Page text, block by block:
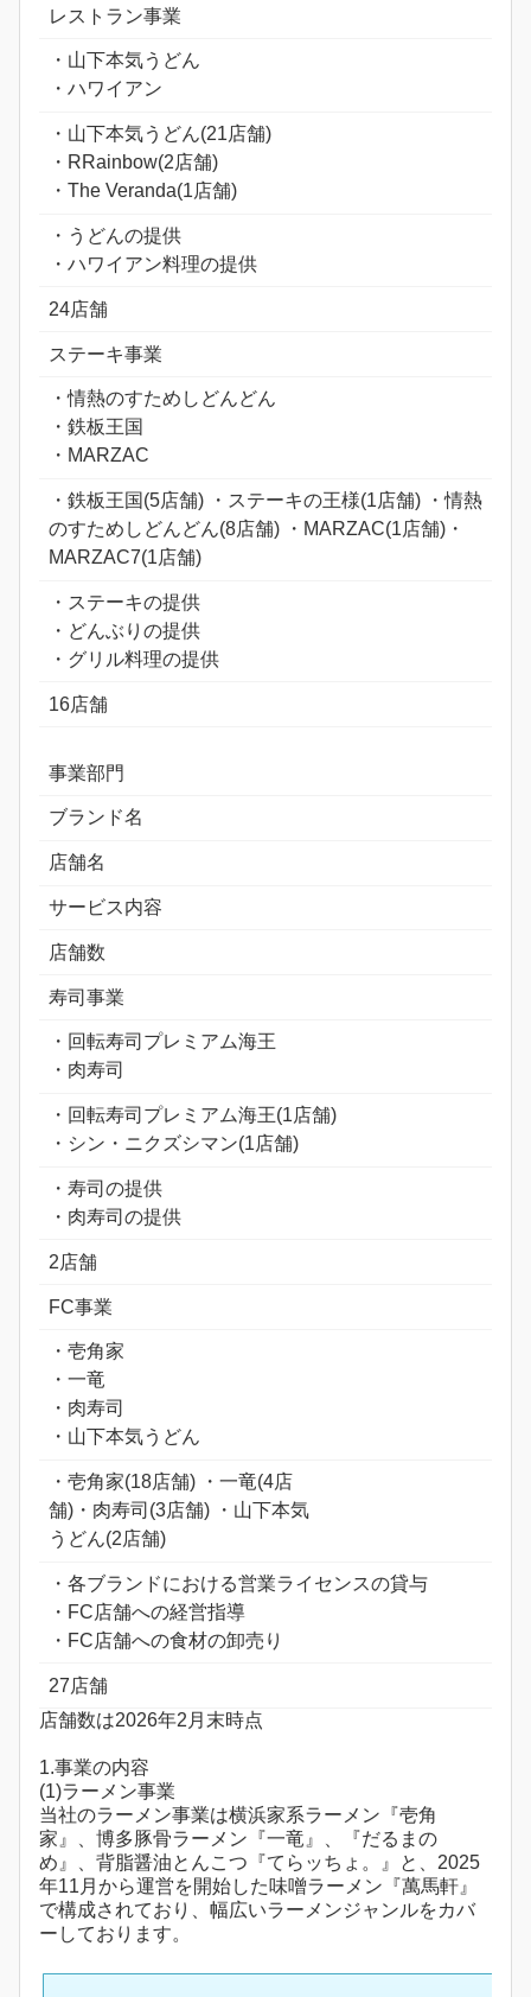
レストラン事業
・山下本気うどん
・ハワイアン
・山下本気うどん(21店舗)
・RRainbow(2店舗)
・The Veranda(1店舗)
・うどんの提供
・ハワイアン料理の提供
24店舗
ステーキ事業
・情熱のすためしどんどん
・鉄板王国
・MARZAC
・鉄板王国(5店舗) ・ステーキの王様(1店舗) ・情熱
のすためしどんどん(8店舗) ・MARZAC(1店舗)・
MARZAC7(1店舗)
・ステーキの提供
・どんぶりの提供
・グリル料理の提供
16店舗
事業部門
ブランド名
店舗名
サービス内容
店舗数
寿司事業
・回転寿司プレミアム海王
・肉寿司
・回転寿司プレミアム海王(1店舗)
・シン・ニクズシマン(1店舗)
・寿司の提供
・肉寿司の提供
2店舗
FC事業
・壱角家
・一竜
・肉寿司
・山下本気うどん
・壱角家(18店舗) ・一竜(4店
舗)・肉寿司(3店舗) ・山下本気
うどん(2店舗)
・各ブランドにおける営業ライセンスの貸与
・FC店舗への経営指導
・FC店舗への食材の卸売り
27店舗
店舗数は2026年2月末時点
1.事業の内容
(1)ラーメン事業
当社のラーメン事業は横浜家系ラーメン『壱角
家』、博多豚骨ラーメン『一竜』、『だるまの
め』、背脂醤油とんこつ『てらッちょ。』と、2025
年11月から運営を開始した味噌ラーメン『萬馬軒』
で構成されており、幅広いラーメンジャンルをカバ
ーしております。